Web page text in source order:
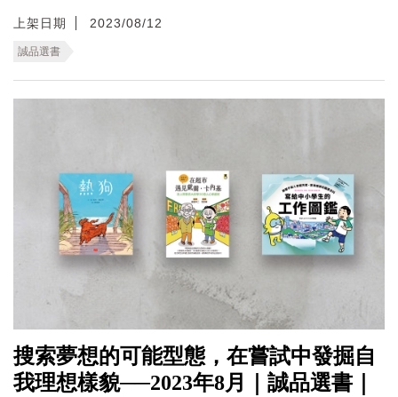
上架日期 2023/08/12
誠品選書
搜索夢想的可能型態，在嘗試中發掘自
我理想樣貌──2023年8月｜誠品選書｜